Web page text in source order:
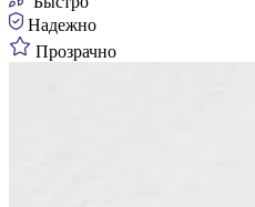
Надежно
Прозрачно